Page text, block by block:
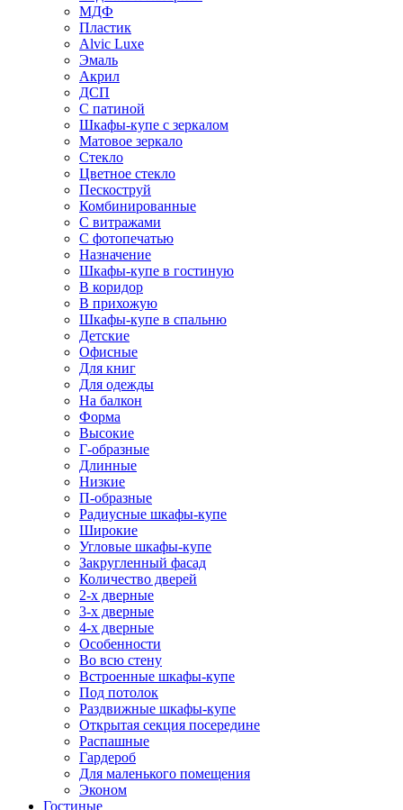
МДФ
Пластик
Alvic Luxe
Эмаль
Акрил
ДСП
С патиной
Шкафы-купе с зеркалом
Матовое зеркало
Стекло
Цветное стекло
Пескоструй
Комбинированные
С витражами
С фотопечатью
Назначение
Шкафы-купе в гостиную
В коридор
В прихожую
Шкафы-купе в спальню
Детские
Офисные
Для книг
Для одежды
На балкон
Форма
Высокие
Г-образные
Длинные
Низкие
П-образные
Радиусные шкафы-купе
Широкие
Угловые шкафы-купе
Закругленный фасад
Количество дверей
2-х дверные
3-х дверные
4-х дверные
Особенности
Во всю стену
Встроенные шкафы-купе
Под потолок
Раздвижные шкафы-купе
Открытая секция посередине
Распашные
Гардероб
Для маленького помещения
Эконом
Гостиные